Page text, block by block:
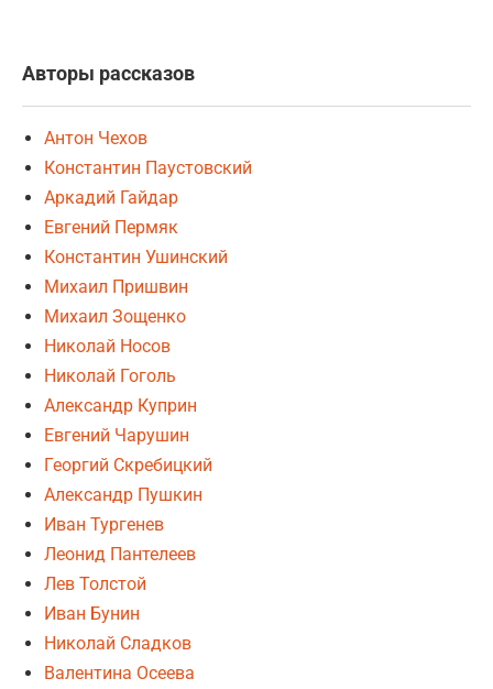
Авторы рассказов
Антон Чехов
Константин Паустовский
Аркадий Гайдар
Евгений Пермяк
Константин Ушинский
Михаил Пришвин
Михаил Зощенко
Николай Носов
Николай Гоголь
Александр Куприн
Евгений Чарушин
Георгий Скребицкий
Александр Пушкин
Иван Тургенев
Леонид Пантелеев
Лев Толстой
Иван Бунин
Николай Сладков
Валентина Осеева